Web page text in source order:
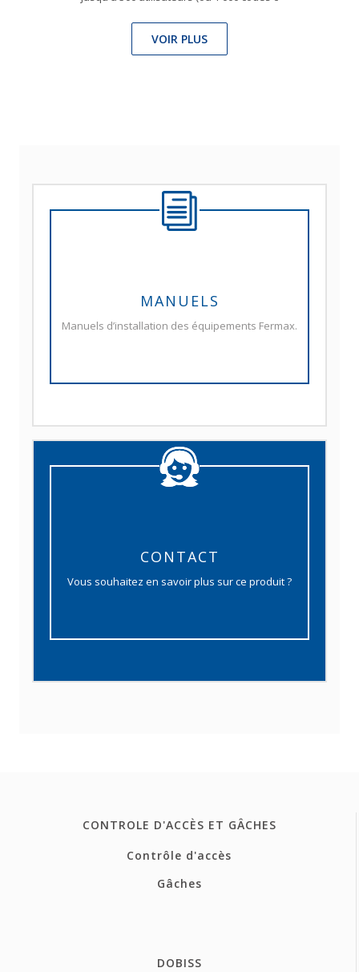
VOIR PLUS
MANUELS
Manuels d’installation des équipements Fermax.
CONTACT
Vous souhaitez en savoir plus sur ce produit ?
CONTROLE D'ACCÈS ET GÂCHES
Contrôle d'accès
Gâches
DOBISS